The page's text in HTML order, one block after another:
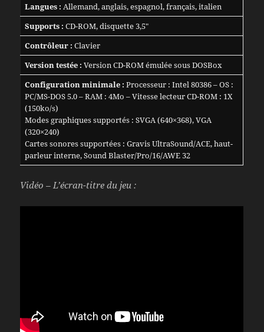
Langues : Allemand, anglais, espagnol, français, italien
Supports : CD-ROM, disquette 3,5″
Contrôleur : Clavier
Version testée : Version CD-ROM émulée sous DOSBox
Configuration minimale : Processeur : Intel 80386 – OS :
PC/MS-DOS 5.0 – RAM : 4Mo – Vitesse lecteur CD-ROM : 1X
(150ko/s)
Modes graphiques supportés : SVGA (640×368), VGA
(320×240)
Cartes sonores supportées : Gravis UltraSound/ACE, haut-
parleur interne, Sound Blaster/Pro/16/AWE 32
Vidéo – L’écran-titre du jeu :